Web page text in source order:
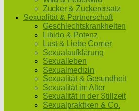
Zucker & Zuckerersatz
Sexualität & Partnerschaft
Geschlechtskrankheiten
Libido & Potenz
Lust & Liebe Corner
Sexualaufklärung
Sexualleben
Sexualmedizin
Sexualität & Gesundheit
Sexualität im Alter
Sexualität in der Stillzeit
Sexualpraktiken & Co.